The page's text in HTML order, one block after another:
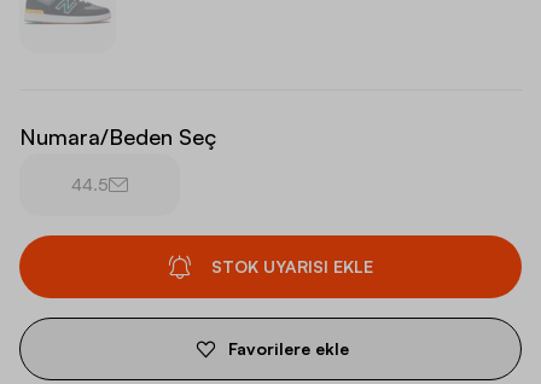
Numara/Beden Seç
44.5
STOK UYARISI EKLE
Favorilere ekle